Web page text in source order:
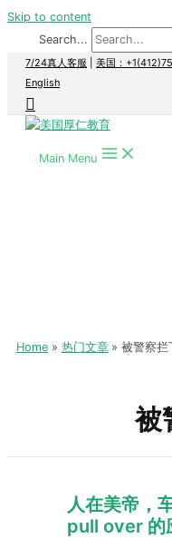
Skip to content
Search...
7/24真人客服 美国：
English
Main Menu
Home 热门文章 被警察拦
被
人在美帝，
pull over 的